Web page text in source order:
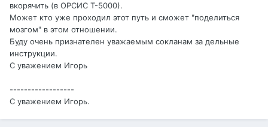
вкорячить (в ОРСИС Т-5000).
Может кто уже проходил этот путь и сможет "поделиться
мозгом" в этом отношении.
Буду очень признателен уважаемым сокланам за дельные
инструкции.
С уважением Игорь
------------------
С уважением Игорь.